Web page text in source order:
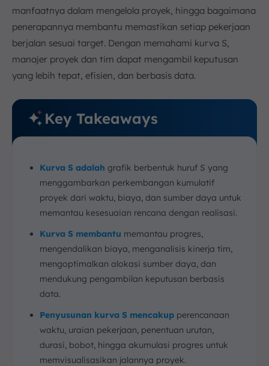
manfaatnya dalam mengelola proyek, hingga bagaimana
penerapannya membantu memastikan setiap pekerjaan
berjalan sesuai target. Dengan memahami kurva S,
manajer proyek dan tim dapat mengambil keputusan
yang lebih tepat, efisien, dan berbasis data.
Key Takeaways
Kurva S adalah grafik berbentuk huruf S yang
menggambarkan perkembangan kumulatif
proyek dari waktu, biaya, dan sumber daya untuk
memantau kesesuaian rencana dengan realisasi.
Kurva S membantu memantau progres,
mengendalikan biaya, menganalisis kinerja tim,
mengoptimalkan alokasi sumber daya, dan
mendukung pengambilan keputusan berbasis
data.
Penyusunan kurva S mencakup perencanaan
waktu, uraian pekerjaan, penentuan urutan,
durasi, bobot, hingga akumulasi progres untuk
memvisualisasikan jalannya proyek.